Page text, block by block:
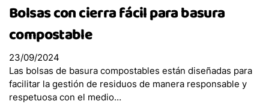
Inicio
Bolsas Basura
Bolsas con cierra fácil para basura
compostable
23/09/2024
Las bolsas de basura compostables están diseñadas para
facilitar la gestión de residuos de manera responsable y
respetuosa con el medio…